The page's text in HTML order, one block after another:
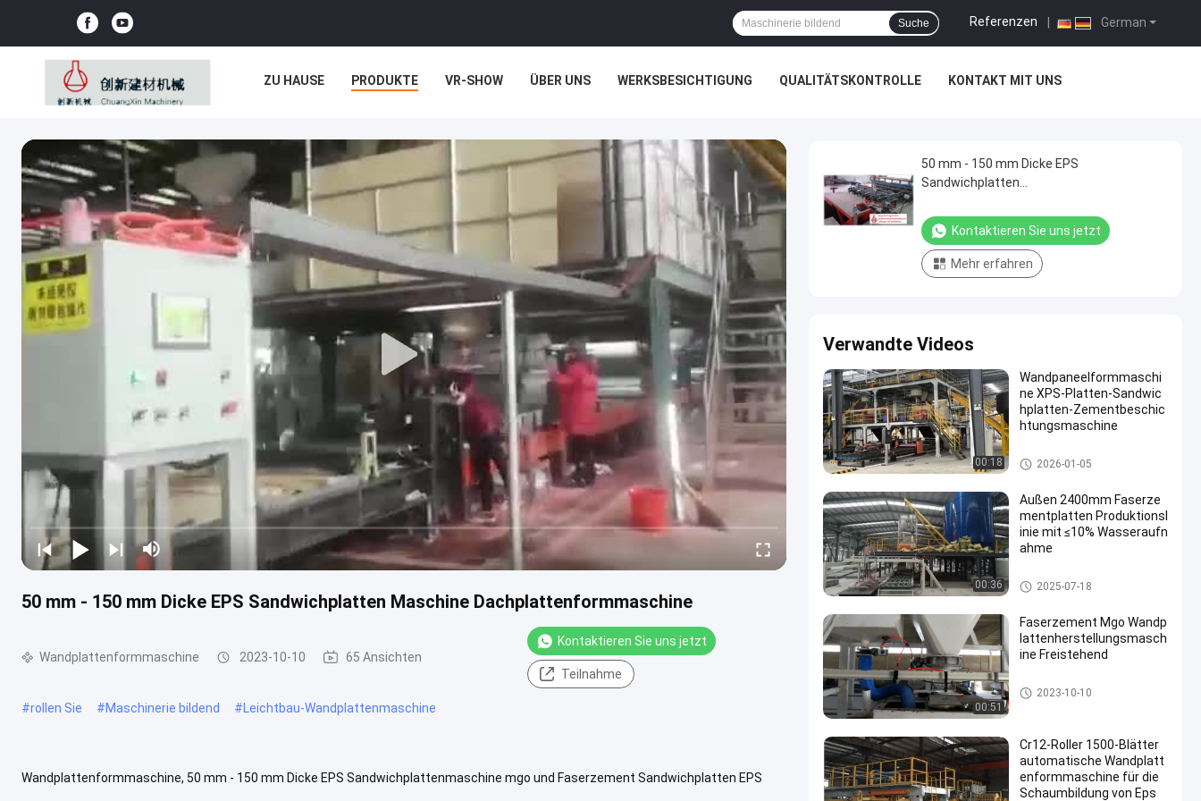
German
Referenzen
Suche
ZU HAUSE PRODUKTE VR-SHOW ÜBER UNS WERKSBESICHTIGUNG QUALITÄTSKONTROLLE KONTAKT MIT UNS
50 mm - 150 mm Dicke EPS Sandwichplatten Maschine Dachplattenformmaschine
Wandplattenformmaschine 2023-10-10 65 Ansichten
Kontaktieren Sie uns jetzt
Teilnahme
#rollen Sie #Maschinerie bildend #Leichtbau-Wandplattenmaschine
Wandplattenformmaschine, 50 mm - 150 mm Dicke EPS Sandwichplattenmaschine mgo und Faserzement Sandwichplatten EPS
50 mm - 150 mm Dicke EPS
Sandwichplatten
Kontaktieren Sie uns jetzt
Mehr erfahren
Verwandte Videos
00:18
Wandpaneelformmaschi
ne XPS-Platten-Sandwic
hplatten-Zementbeschic
htungsmaschine
Wandplattenformmaschine
2026-01-05
00:36
Außen 2400mm Faserze
mentplatten Produktionsl
inie mit ≤10% Wasseraufn
ahme
Produktionslinie für Faserzem
entplatten
2025-07-18
00:51
Faserzement Mgo Wandp
lattenherstellungsmasch
ine Freistehend
Wandplattenformmaschine
2023-10-10
Cr12-Roller 1500-Blätter
automatische Wandplatt
enformmaschine für die
Schaumbildung von Eps